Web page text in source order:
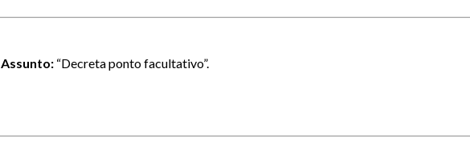
Assunto: “Decreta ponto facultativo”.